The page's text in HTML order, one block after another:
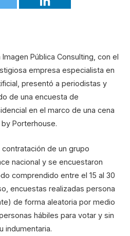
Pública Consulting, con el
empresa especialista en
presentó a periodistas y
de una encuesta de
en el marco de una cena
Porterhouse.
de un grupo
nacional y se encuestaron
comprendido entre el 15 al 30
encuestas realizadas persona
de forma aleatoria por medio
hábiles para votar y sin
indumentaria.